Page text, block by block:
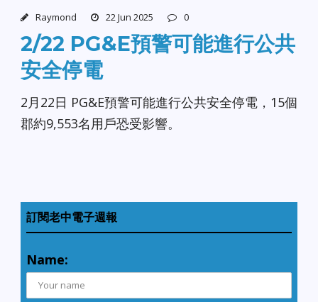
Raymond 22 Jun 2025 0
2/22 PG&E預警可能進行公共
安全停電
2月22日 PG&E預警可能進行公共安全停電，15個
郡約9,553名用戶恐受影響。
訂閱老中電子週報
Name: